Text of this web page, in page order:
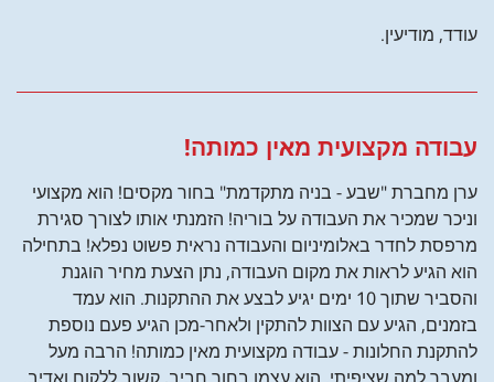
עודד, מודיעין.
עבודה מקצועית מאין כמותה!
ערן מחברת "שבע - בניה מתקדמת" בחור מקסים! הוא מקצועי
וניכר שמכיר את העבודה על בוריה! הזמנתי אותו לצורך סגירת
מרפסת לחדר באלומיניום והעבודה נראית פשוט נפלא! בתחילה
הוא הגיע לראות את מקום העבודה, נתן הצעת מחיר הוגנת
והסביר שתוך 10 ימים יגיע לבצע את ההתקנות. הוא עמד
בזמנים, הגיע עם הצוות להתקין ולאחר-מכן הגיע פעם נוספת
להתקנת החלונות - עבודה מקצועית מאין כמותה! הרבה מעל